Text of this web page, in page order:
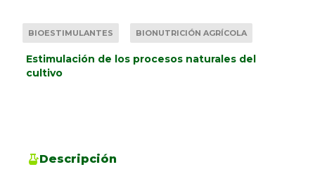
BIOESTIMULANTES BIONUTRICIÓN AGRÍCOLA
Estimulación de los procesos naturales del
cultivo
Descripción